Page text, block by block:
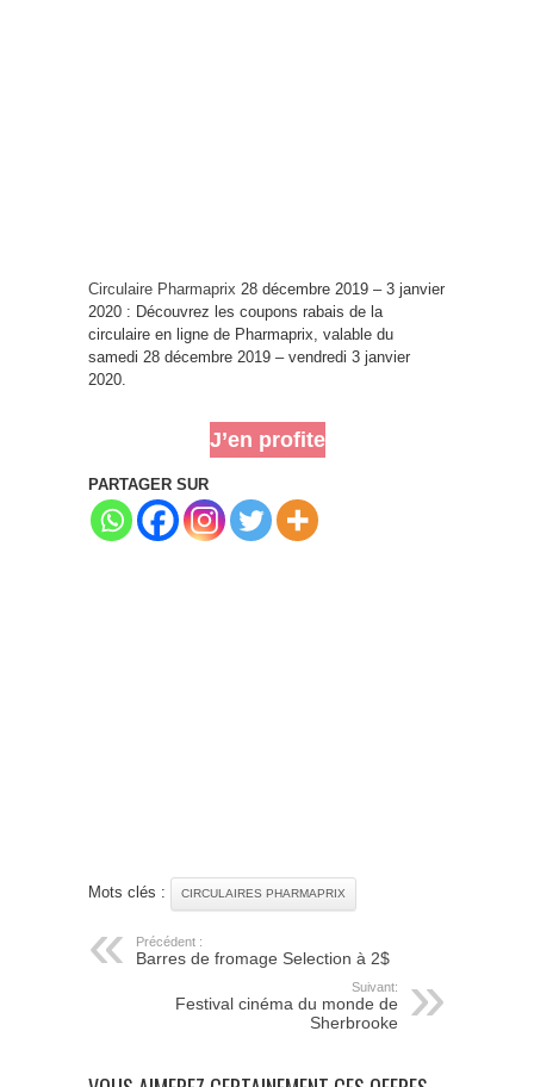
Circulaire Pharmaprix 28 décembre 2019 – 3 janvier
2020 : Découvrez les coupons rabais de la
circulaire en ligne de Pharmaprix, valable du
samedi 28 décembre 2019 – vendredi 3 janvier
2020.
J’en profite
PARTAGER SUR
Mots clés : CIRCULAIRES PHARMAPRIX
Précédent :
Barres de fromage Selection à 2$
Suivant:
Festival cinéma du monde de
Sherbrooke